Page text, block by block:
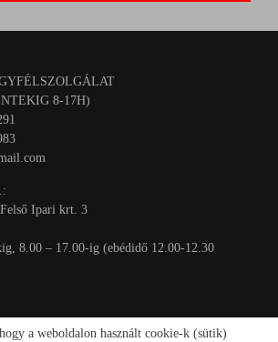
8-17H)
Ipari krt. 3
8.00 – 17.00-ig (ebédidő 12.00-12.30
a weboldalon használt cookie-k (sütik)